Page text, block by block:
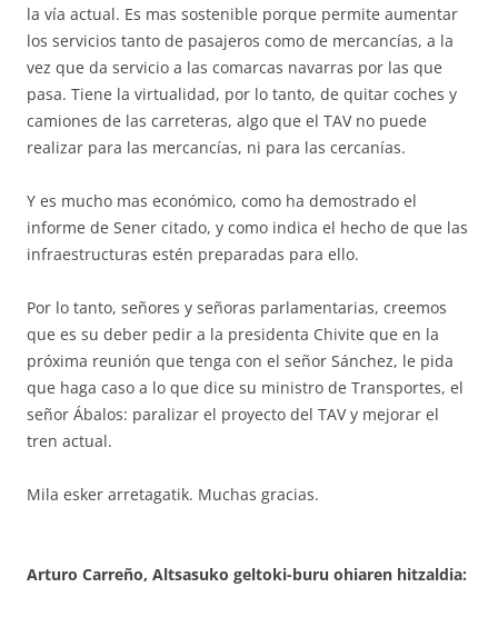
la vía actual. Es mas sostenible porque permite aumentar
los servicios tanto de pasajeros como de mercancías, a la
vez que da servicio a las comarcas navarras por las que
pasa. Tiene la virtualidad, por lo tanto, de quitar coches y
camiones de las carreteras, algo que el TAV no puede
realizar para las mercancías, ni para las cercanías.
Y es mucho mas económico, como ha demostrado el
informe de Sener citado, y como indica el hecho de que las
infraestructuras estén preparadas para ello.
Por lo tanto, señores y señoras parlamentarias, creemos
que es su deber pedir a la presidenta Chivite que en la
próxima reunión que tenga con el señor Sánchez, le pida
que haga caso a lo que dice su ministro de Transportes, el
señor Ábalos: paralizar el proyecto del TAV y mejorar el
tren actual.
Mila esker arretagatik. Muchas gracias.
Arturo Carreño, Altsasuko geltoki-buru ohiaren hitzaldia: